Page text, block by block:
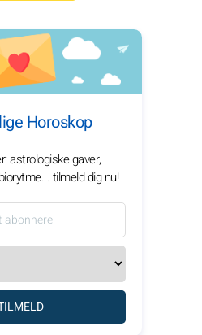
Horoskop
astrologiske gaver,
tilmeld dig nu!